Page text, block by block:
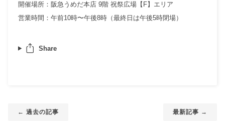
開催場所：阪急うめだ本店 9階 祝祭広場【F】エリア
営業時間：午前10時〜午後8時（最終日は午後5時閉場）
Share
← 過去の記事 最新記事 →